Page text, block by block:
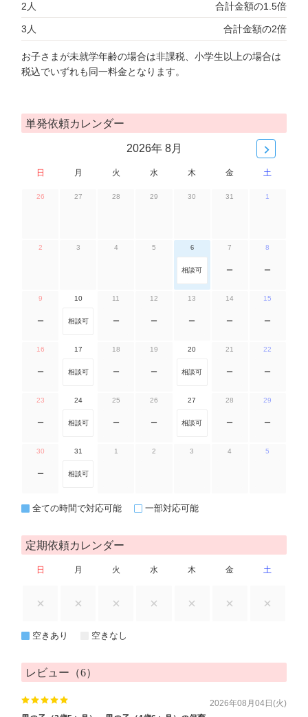
2人 合計金額の1.5倍
3人 合計金額の2倍
お子さまが未就学年齢の場合は非課税、小学生以上の場合は
税込でいずれも同一料金となります。
単発依頼カレンダー
2026年 8月
日 月 火 水 木 金 土
26 27 28 29 30 31 1
2 3 4 5 6
相談可
7
ー
8
ー
9
ー
10
相談可
11
ー
12
ー
13
ー
14
ー
15
ー
16
ー
17
相談可
18
ー
19
ー
20
相談可
21
ー
22
ー
23
ー
24
相談可
25
ー
26
ー
27
相談可
28
ー
29
ー
30
ー
31
相談可
1 2 3 4 5
全ての時間で対応可能 一部対応可能
定期依頼カレンダー
日 月 火 水 木 金 土
空きあり 空きなし
レビュー（6）
2026年08月04日(火)